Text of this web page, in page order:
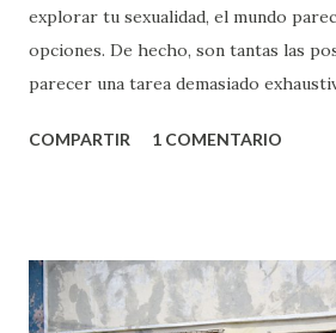
explorar tu sexualidad, el mundo
opciones. De hecho, son tantas las
parecer una tarea demasiado
partes de ti que jamás hubieras
conoces ni la mitad de lo que
quienes ya han tenido relaciones
COMPARTIR 1 COMENTARIO